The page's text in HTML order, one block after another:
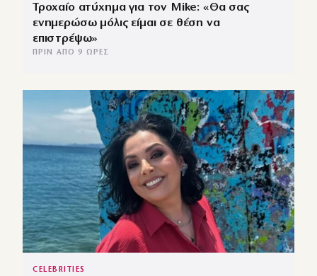
Τροχαίο ατύχημα για τον Mike: «Θα σας
ενημερώσω μόλις είμαι σε θέση να
επιστρέψω»
ΠΡΙΝ ΑΠΌ 9 ΏΡΕΣ
CELEBRITIES